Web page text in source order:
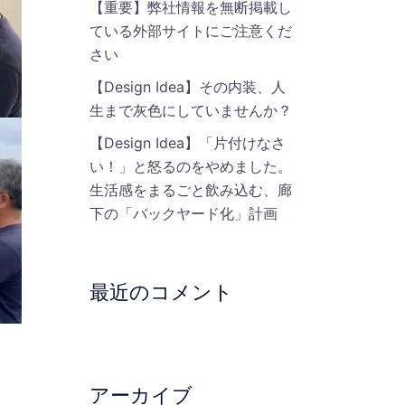
【重要】弊社情報を無断掲載し
ている外部サイトにご注意くだ
さい
【Design Idea】その内装、人
生まで灰色にしていませんか？
【Design Idea】「片付けなさ
い！」と怒るのをやめました。
生活感をまるごと飲み込む、廊
下の「バックヤード化」計画
最近のコメント
アーカイブ